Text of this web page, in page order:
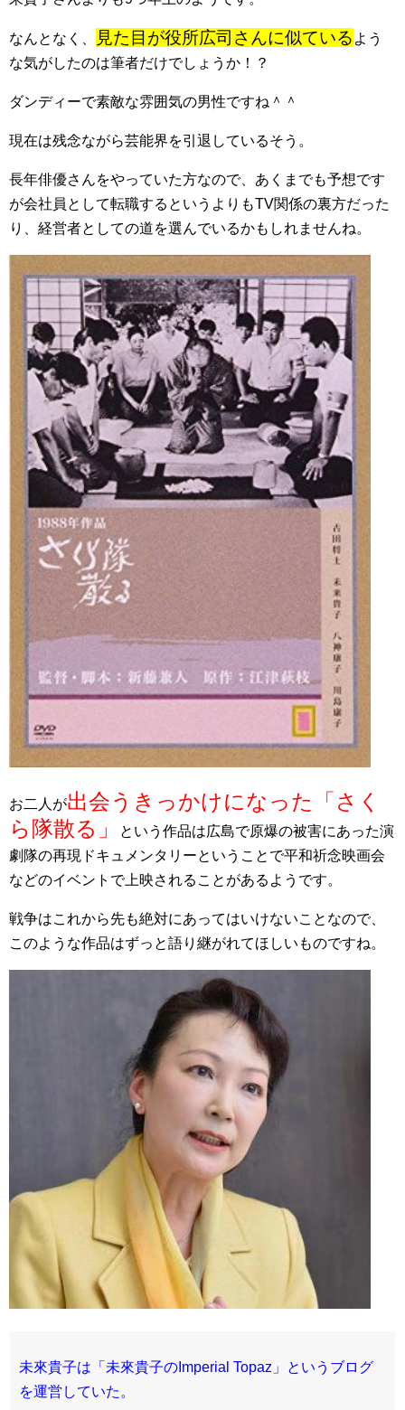
なんとなく、 見た目が役所広司さんに似ている よう
な気がしたのは筆者だけでしょうか！？
ダンディーで素敵な雰囲気の男性ですね＾＾
現在は残念ながら芸能界を引退しているそう。
長年俳優さんをやっていた方なので、あくまでも予想です
が会社員として転職するというよりもTV関係の裏方だった
り、経営者としての道を選んでいるかもしれませんね。
お二人が出会うきっかけになった「さく
ら隊散る」
という作品は広島で原爆の被害にあった演
劇隊の再現ドキュメンタリーということで平和祈念映画会
などのイベントで上映されることがあるようです。
戦争はこれから先も絶対にあってはいけないことなので、
このような作品はずっと語り継がれてほしいものですね。
未來貴子は「未來貴子のImperial Topaz」というブログ
を運営していた。